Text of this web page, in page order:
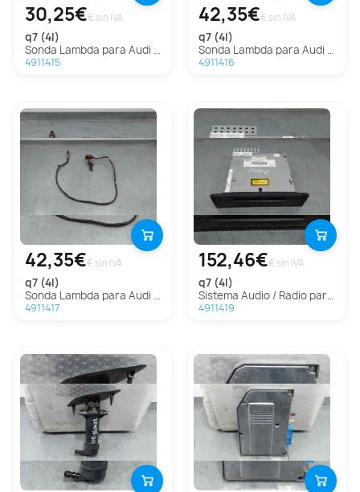
30,25€€ sin IVA
q7 (4l)
Sonda Lambda para Audi Q7 (4L)
4911415
42,35€€ sin IVA
q7 (4l)
Sonda Lambda para Audi Q7 (4L)
4911416
42,35€€ sin IVA
q7 (4l)
Sonda Lambda para Audi Q7 (4L)
4911417
152,46€€ sin IVA
q7 (4l)
Sistema Audio / Radio para Audi Q7 (4L)
4911419